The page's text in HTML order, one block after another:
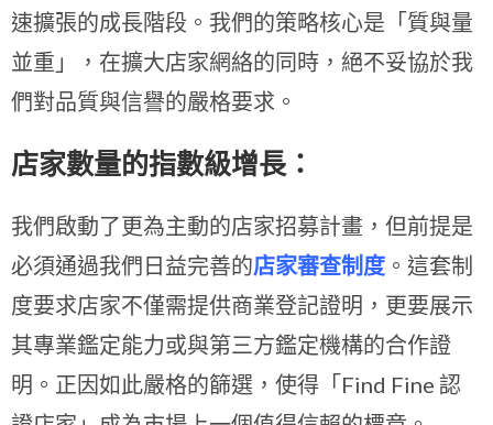
速擴張的成長階段。我們的策略核心是「質與量
並重」，在擴大店家網絡的同時，絕不妥協於我
們對品質與信譽的嚴格要求。
店家數量的指數級增長：
我們啟動了更為主動的店家招募計畫，但前提是
必須通過我們日益完善的店家審查制度 。這套制
度要求店家不僅需提供商業登記證明，更要展示
其專業鑑定能力或與第三方鑑定機構的合作證
明。正因如此嚴格的篩選，使得「Find Fine 認